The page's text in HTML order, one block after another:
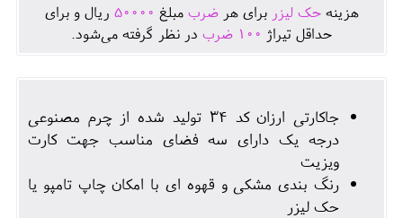
هزينهحک لیزر برای هرضرب مبلغ 50000 ريال و برای
حداقل تيراژ 100 ضرب در نظر گرفته می‌شود.
جاکارتی ارزان کد 34 تولید شده از چرم مصنوعی
درجه یک دارای سه فضای مناسب جهت کارت
ویزیت
رنگ بندی مشکی و قهوه ای با امکان چاپ تامپو یا
حک لیزر